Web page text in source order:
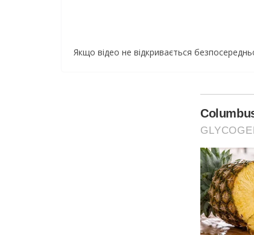
Якщо відео не відкривається